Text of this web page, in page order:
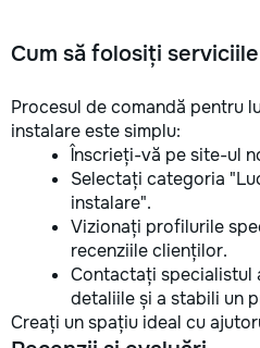
Cum să folosiți
Procesul de comandă pentru
instalare este simplu:
Înscrieți-vă pe site-ul
Selectați categoria
instalare".
Vizionați profilurile
recenziile clienților.
Contactați specialistul
detaliile și a stabili un
Creați un spațiu ideal cu